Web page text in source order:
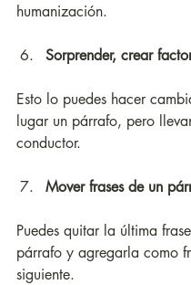
humanización.
Sorprender, crear
Esto lo puedes hacer
lugar un párrafo, pero
conductor.
Mover frases de un
Puedes quitar la última
párrafo y agregarla como
siguiente.